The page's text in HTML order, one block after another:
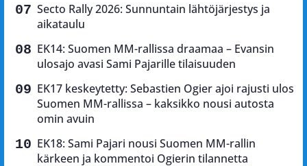
Secto Rally 2026: Sunnuntain lähtöjärjestys ja
aikataulu
EK14: Suomen MM-rallissa draamaa – Evansin
ulosajo avasi Sami Pajarille tilaisuuden
EK17 keskeytetty: Sebastien Ogier ajoi rajusti ulos
Suomen MM-rallissa – kaksikko nousi autosta
omin avuin
EK18: Sami Pajari nousi Suomen MM-rallin
kärkeen ja kommentoi Ogierin tilannetta